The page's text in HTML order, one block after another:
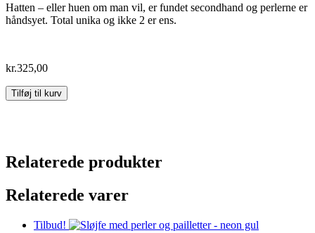
Hatten – eller huen om man vil, er fundet secondhand og perlerne er
håndsyet. Total unika og ikke 2 er ens.
kr.325,00
Baret
-
drys
antal
Tilføj til kurv
Relaterede produkter
Relaterede varer
Tilbud!